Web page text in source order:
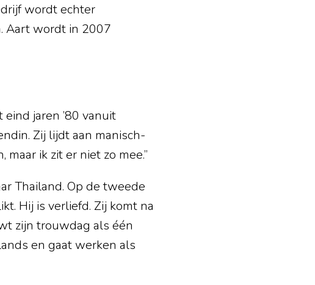
wordt echter
Aart wordt in 2007
jaren ’80 vanuit
Zij lijdt aan manisch-
ik zit er niet zo mee.”
Thailand. Op de tweede
Hij is verliefd. Zij komt na
zijn trouwdag als één
en gaat werken als